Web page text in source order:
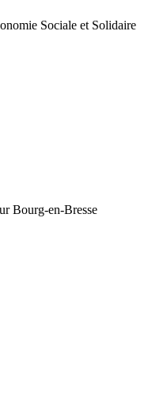
Sociale et Solidaire
Bourg-en-Bresse